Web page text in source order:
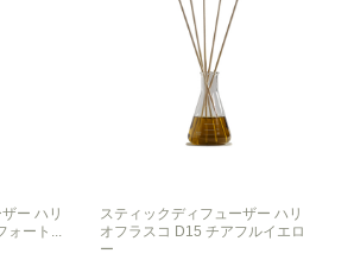
ー ハリ
ォート...
スティックディフューザー ハリ
オフラスコ D15 チアフルイエロ
ー